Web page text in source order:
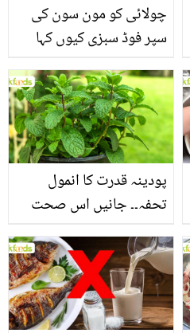
چولائی کو مون سون کی
سپر فوڈ سبزی کیوں کہا
جاتا ہے؟ جانیں وٹامنز،
منرلز اور اینٹی آکسیڈنٹس
سے بھرپور اس سبزی کے
فائدے
پودینہ قدرت کا انمول
تحفہ۔۔ جانیں اس صحت
بخش پتوں کے 10 حیرت
انگیز طبی فوائد